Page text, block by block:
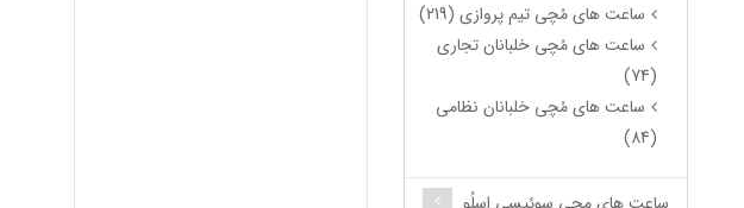
ساعت های مُچی تیم پروازی (219)
ساعت های مُچی خلبانان تجاری
(74)
ساعت های مُچی خلبانان نظامی
(84)